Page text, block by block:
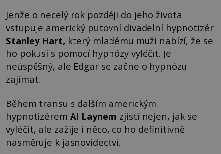
Jenže o necelý rok později do jeho života
vstupuje americký putovní divadelní hypnotizér
Stanley Hart, který mladému muži nabízí, že se
ho pokusí s pomocí hypnózy vyléčit. Je
neúspěšný, ale Edgar se začne o hypnózu
zajímat.
Během transu s dalším americkým
hypnotizérem Al Laynem zjistí nejen, jak se
vyléčit, ale zažije i něco, co ho definitivně
nasměruje k jasnovidectví.